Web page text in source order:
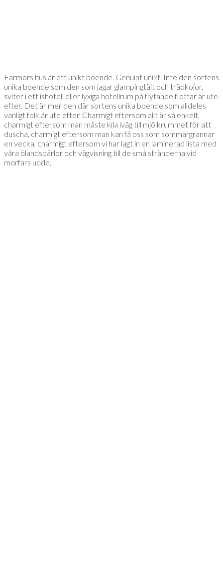
Farmors hus är ett unikt boende. Genuint unikt. Inte den sortens
unika boende som den som jagar glampingtält och trädkojor,
sviter i ett ishotell eller lyxiga hotellrum på flytande flottar är ute
efter. Det är mer den där sortens unika boende som alldeles
vanligt folk är ute efter. Charmigt eftersom allt är så enkelt,
charmigt eftersom man måste kila iväg till mjölkrummet för att
duscha, charmigt eftersom man kan få oss som sommargrannar
en vecka, charmigt eftersom vi har lagt in en laminerad lista med
våra ölandspärlor och vägvisning till de små stränderna vid
morfars udde.